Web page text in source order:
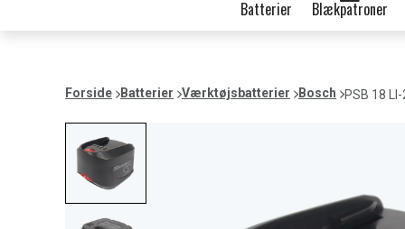
Batterier Blækpatroner
Forside Batterier Værktøjsbatterier Bosch PSB 18